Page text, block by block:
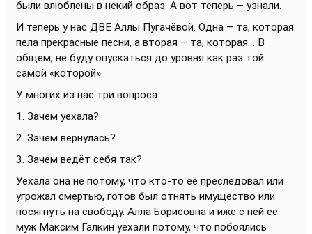
были влюблены в некий образ. А вот теперь – узнали.
И теперь у нас ДВЕ Аллы Пугачёвой. Одна – та, которая
пела прекрасные песни, а вторая – та, которая… В
общем, не буду опускаться до уровня как раз той
самой «которой».
У многих из нас три вопроса:
1. Зачем уехала?
2. Зачем вернулась?
3. Зачем ведёт себя так?
Уехала она не потому, что кто-то её преследовал или
угрожал смертью, готов был отнять имущество или
посягнуть на свободу. Алла Борисовна и иже с ней её
муж Максим Галкин уехали потому, что побоялись